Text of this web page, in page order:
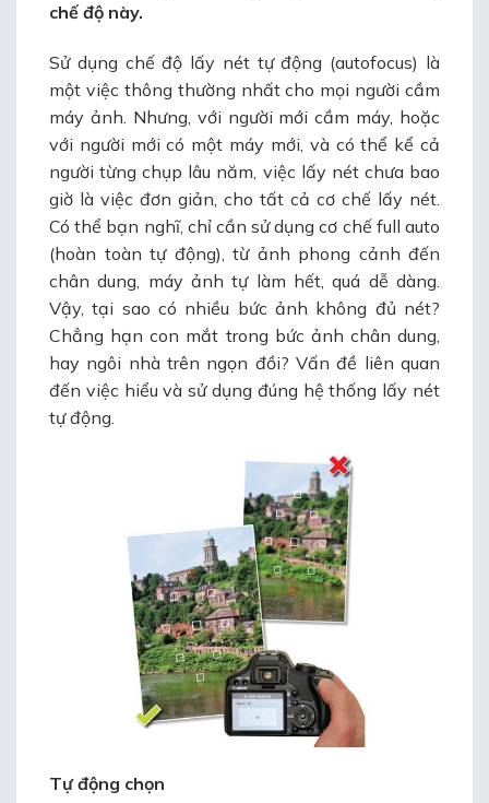
chế độ này.
Sử dụng chế độ lấy nét tự động (autofocus) là
một việc thông thường nhất cho mọi người cầm
máy ảnh. Nhưng, với người mới cầm máy, hoặc
với người mới có một máy mới, và có thể kể cả
người từng chụp lâu năm, việc lấy nét chưa bao
giờ là việc đơn giản, cho tất cả cơ chế lấy nét.
Có thể bạn nghĩ, chỉ cần sử dụng cơ chế full auto
(hoàn toàn tự động), từ ảnh phong cảnh đến
chân dung, máy ảnh tự làm hết, quá dễ dàng.
Vậy, tại sao có nhiều bức ảnh không đủ nét?
Chẳng hạn con mắt trong bức ảnh chân dung,
hay ngôi nhà trên ngọn đồi? Vấn đề liên quan
đến việc hiểu và sử dụng đúng hệ thống lấy nét
tự động.
Tự động chọn